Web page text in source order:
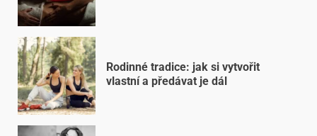
Rodinné tradice: jak si vytvořit
vlastní a předávat je dál